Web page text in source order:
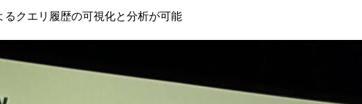
るクエリ履歴の可視化と分析が可能